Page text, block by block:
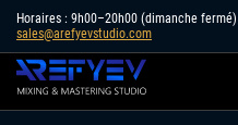
Skip
content
Horaires : 9h00–20h00 (dimanche fermé) |
sales@arefyevstudio.com